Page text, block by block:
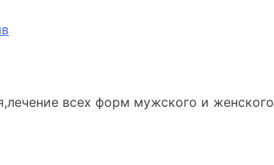
всех форм мужского и женского